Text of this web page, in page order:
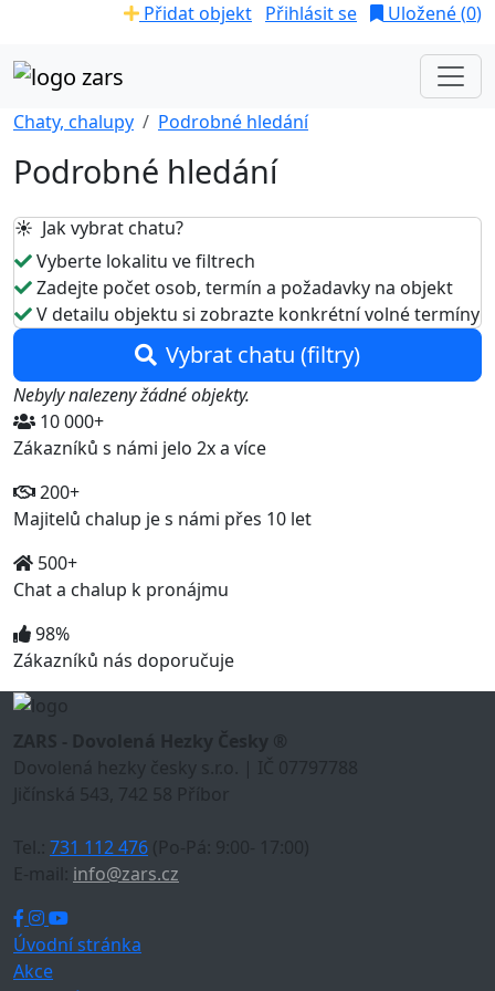
Přidat objekt Přihlásit se Uložené (0)
Chaty, chalupy Podrobné hledání
Podrobné hledání
☀️ Jak vybrat chatu?
Vyberte lokalitu ve filtrech
Zadejte počet osob, termín a požadavky na objekt
V detailu objektu si zobrazte konkrétní volné termíny
Vybrat chatu (filtry)
Nebyly nalezeny žádné objekty.
10 000+
Zákazníků s námi jelo 2x a více
200+
Majitelů chalup je s námi přes 10 let
500+
Chat a chalup k pronájmu
98%
Zákazníků nás doporučuje
ZARS - Dovolená Hezky Česky ®
Dovolená hezky česky s.r.o. | IČ 07797788
Jičínská 543, 742 58 Příbor
Tel.: 731 112 476 (Po-Pá: 9:00- 17:00)
E-mail: info@zars.cz
Úvodní stránka
Akce